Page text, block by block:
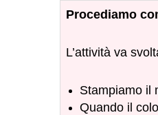
Procediamo
L’attività va
Stampiamo il
Quando il